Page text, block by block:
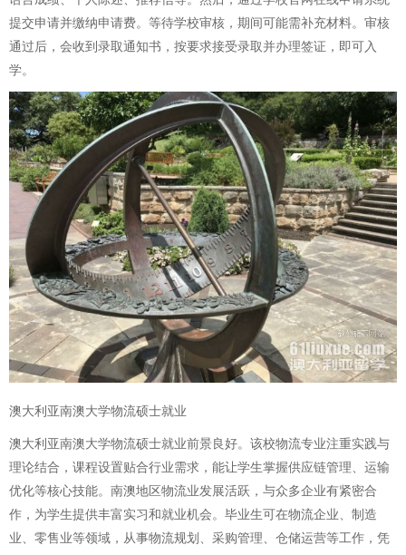
提交申请并缴纳申请费。等待学校审核，期间可能需补充材料。审核
通过后，会收到录取通知书，按要求接受录取并办理签证，即可入
学。
澳大利亚南澳大学物流硕士就业
澳大利亚南澳大学物流硕士就业前景良好。该校物流专业注重实践与
理论结合，课程设置贴合行业需求，能让学生掌握供应链管理、运输
优化等核心技能。南澳地区物流业发展活跃，与众多企业有紧密合
作，为学生提供丰富实习和就业机会。毕业生可在物流企业、制造
业、零售业等领域，从事物流规划、采购管理、仓储运营等工作，凭